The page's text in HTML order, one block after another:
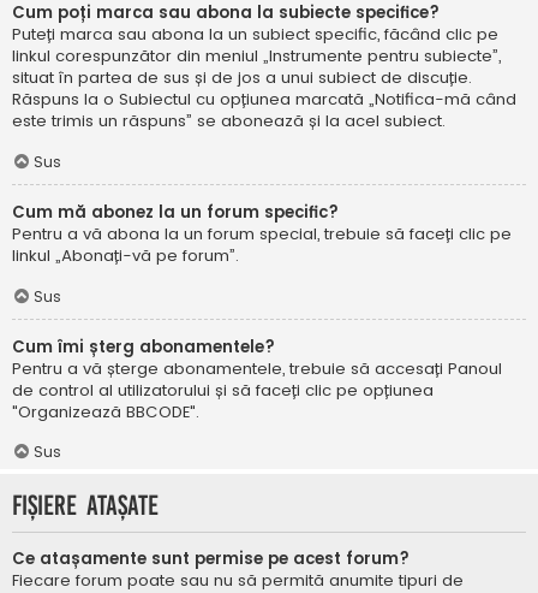
Cum poți marca sau abona la subiecte specifice?
Puteți marca sau abona la un subiect specific, făcând clic pe
linkul corespunzător din meniul „Instrumente pentru subiecte”,
situat în partea de sus și de jos a unui subiect de discuție.
Răspuns la o Subiectul cu opțiunea marcată „Notifica-mă când
este trimis un răspuns” se abonează și la acel subiect.
Sus
Cum mă abonez la un forum specific?
Pentru a vă abona la un forum special, trebuie să faceți clic pe
linkul „Abonați-vă pe forum”.
Sus
Cum îmi șterg abonamentele?
Pentru a vă șterge abonamentele, trebuie să accesați Panoul
de control al utilizatorului și să faceți clic pe opțiunea
"Organizează BBCODE".
Sus
Fișiere atașate
Ce atașamente sunt permise pe acest forum?
Fiecare forum poate sau nu să permită anumite tipuri de